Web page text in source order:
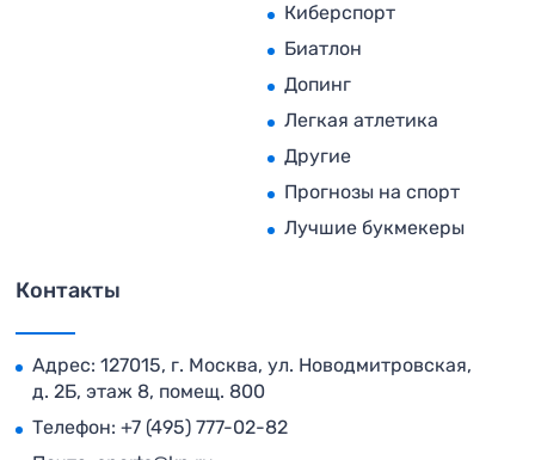
Киберспорт
Биатлон
Допинг
Легкая атлетика
Другие
Прогнозы на спорт
Лучшие букмекеры
Контакты
Адрес: 127015, г. Москва, ул. Новодмитровская,
д. 2Б, этаж 8, помещ. 800
Телефон: +7 (495) 777-02-82